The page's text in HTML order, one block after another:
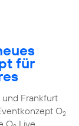
für
Frankfurt
O2
O Live